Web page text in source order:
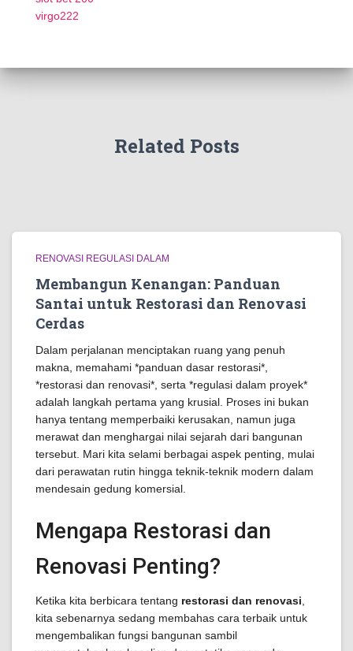
virgo222
Related Posts
RENOVASI REGULASI DALAM
Membangun Kenangan: Panduan
Santai untuk Restorasi dan Renovasi
Cerdas
Dalam perjalanan menciptakan ruang yang penuh
makna, memahami *panduan dasar restorasi*,
*restorasi dan renovasi*, serta *regulasi dalam proyek*
adalah langkah pertama yang krusial. Proses ini bukan
hanya tentang memperbaiki kerusakan, namun juga
merawat dan menghargai nilai sejarah dari bangunan
tersebut. Mari kita selami berbagai aspek penting, mulai
dari perawatan rutin hingga teknik-teknik modern dalam
mendesain gedung komersial.
Mengapa Restorasi dan
Renovasi Penting?
Ketika kita berbicara tentang restorasi dan renovasi
kita sebenarnya sedang membahas cara terbaik untuk
mengembalikan fungsi bangunan sambil